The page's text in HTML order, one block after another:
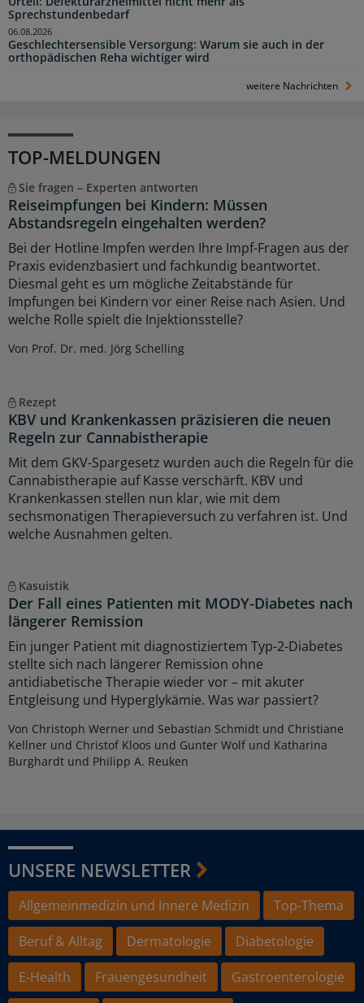
Sprechstundenbedarf
Geschlechtersensible Versorgung: Warum sie auch in der
orthopädischen Reha wichtiger wird
06.08.2026
weitere Nachrichten
TOP-MELDUNGEN
Sie fragen – Experten antworten
Reiseimpfungen bei Kindern: Müssen
Abstandsregeln eingehalten werden?
Bei der Hotline Impfen werden Ihre Impf-Fragen aus der
Praxis evidenzbasiert und fachkundig beantwortet.
Diesmal geht es um mögliche Zeitabstände für
Impfungen bei Kindern vor einer Reise nach Asien. Und
welche Rolle spielt die Injektionsstelle?
Von Prof. Dr. med. Jörg Schelling
Rezept
KBV und Krankenkassen präzisieren die neuen
Regeln zur Cannabistherapie
Mit dem GKV-Spargesetz wurden auch die Regeln für die
Cannabistherapie auf Kasse verschärft. KBV und
Krankenkassen stellen nun klar, wie mit dem
sechsmonatigen Therapieversuch zu verfahren ist. Und
welche Ausnahmen gelten.
Kasuistik
Der Fall eines Patienten mit MODY-Diabetes nach
längerer Remission
Ein junger Patient mit diagnostiziertem Typ-2-Diabetes
stellte sich nach längerer Remission ohne
antidiabetische Therapie wieder vor – mit akuter
Entgleisung und Hyperglykämie. Was war passiert?
Von Christoph Werner und Sebastian Schmidt und Christiane
Kellner und Christof Kloos und Gunter Wolf und Katharina
Burghardt und Philipp A. Reuken
UNSERE NEWSLETTER
Allgemeinmedizin und Innere Medizin
Top-Thema
Beruf & Alltag
Dermatologie
Diabetologie
E-Health
Frauengesundheit
Gastroenterologie